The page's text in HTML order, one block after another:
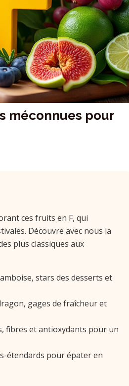
méconnues pour
ces fruits en F, qui
Découvre avec nous la
plus classiques aux
stars des desserts et
gages de fraîcheur et
fibres et antioxydants pour un
étendards pour épater en